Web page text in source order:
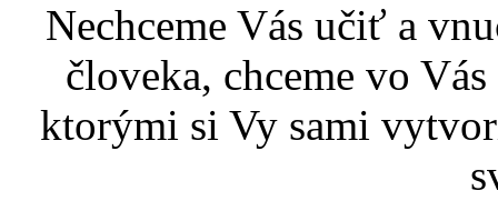
Nechceme Vás učiť a
človeka, chceme vo
ktorými si Vy sami